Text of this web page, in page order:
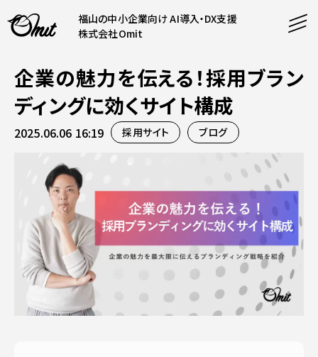
福山の中小企業向け AI導入・DX支援
株式会社Omit
SERVICE
事業内容
AI導入支援
システム開発
ホームページ制作
CONTENT
コンテンツ
課題解決
制作実績
料金表
COMPANY
企業案内
会社概要
採用情報
お知らせ
PRODUCTS
運営サービス
企業の魅力を伝える！採用ブラン
ディングに効くサイト構成
2025.06.06 16:19 採用サイト ブログ